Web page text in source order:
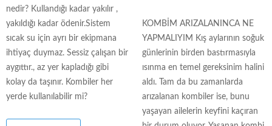
nedir? Kullandığı kadar yakılır ,
yakıldığı kadar ödenir.Sistem
sıcak su için ayrı bir ekipmana
ihtiyaç duymaz. Sessiz çalışan bir
aygıttır., az yer kapladığı gibi
kolay da taşınır. Kombiler her
yerde kullanılabilir mi?
KOMBİM ARIZALANINCA NE
YAPMALIYIM Kış aylarının soğuk
günlerinin birden bastırmasıyla
ısınma en temel gereksinim halini
aldı. Tam da bu zamanlarda
arızalanan kombiler ise, bunu
yaşayan ailelerin keyfini kaçıran